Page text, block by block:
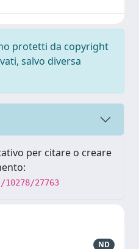
protetti da copyright
salvo diversa
per citare o creare
27763
ND